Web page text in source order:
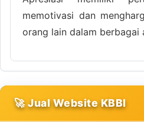
memotivasi dan
orang lain dalam berbagai
🚀 Jual Website KBBI